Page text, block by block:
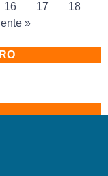
16 17
18
»